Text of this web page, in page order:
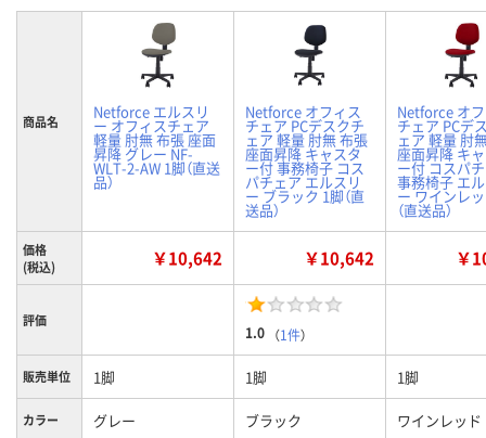
商品名 Netforce エルスリ
ー オフィスチェア
軽量 肘無 布張 座面
昇降 グレー NF-
WLT-2-AW 1脚（直送
品）
Netforce オフィス
チェア PCデスクチ
ェア 軽量 肘無 布張
座面昇降 キャスタ
ー付 事務椅子 コス
パチェア エルスリ
ー ブラック 1脚（直
送品）
Netforce オ
チェア PCデ
ェア 軽量 肘
座面昇降 キ
ー付 コスパ
事務椅子 エ
ー ワインレ
（直送品）
価格
(税込)
￥10,642 ￥10,642 ￥
評価
1.0 （1件）
販売単位 1脚 1脚 1脚
カラー グレー ブラック ワインレッド